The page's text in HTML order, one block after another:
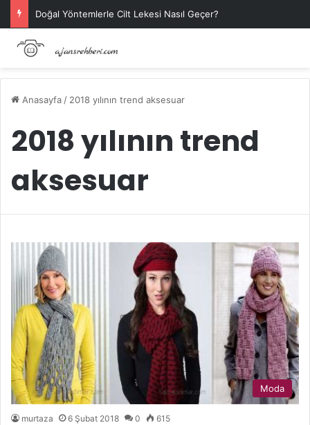
Doğal Yöntemlerle Cilt Lekesi Nasıl Geçer?
Anasayfa / 2018 yılının trend aksesuar
2018 yılının trend
aksesuar
Moda
murtaza 6 Şubat 2018 0 615